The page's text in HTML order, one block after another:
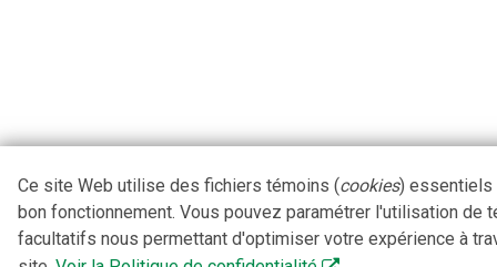
Ce site Web utilise des fichiers témoins (cookies) essentiels
bon fonctionnement. Vous pouvez paramétrer l'utilisation de
facultatifs nous permettant d'optimiser votre expérience à